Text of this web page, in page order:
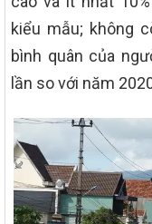
kiểu mẫu; không
bình quân của
lần so với năm